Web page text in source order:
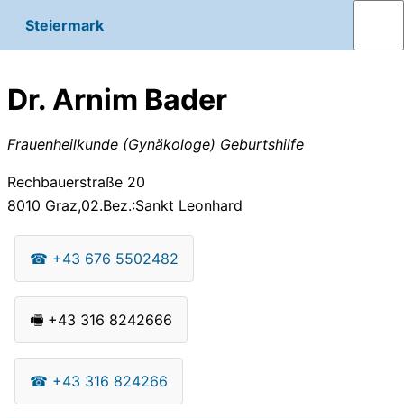
Steiermark
Dr. Arnim Bader
Frauenheilkunde (Gynäkologe) Geburtshilfe
Rechbauerstraße 20
8010 Graz,02.Bez.:Sankt Leonhard
☎ +43 676 5502482
🖷 +43 316 8242666
☎ +43 316 824266